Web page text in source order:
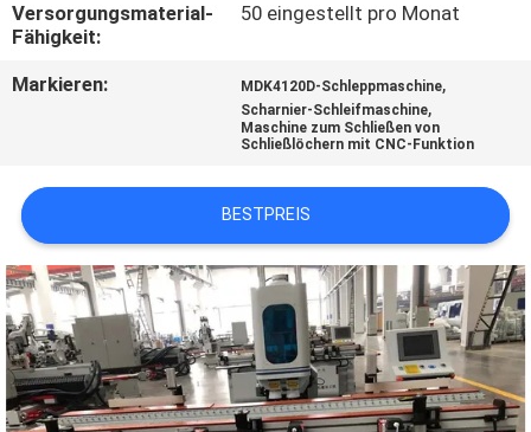
IN
VERBINDUNG
FORDERN
SIE EIN
ZITAT
SITEMAP
Versorgungsmaterial-
Fähigkeit:
50 eingestellt pro Monat
Markieren: MDK4120D-Schleppmaschine,
Scharnier-Schleifmaschine,
Maschine zum Schließen von
Schließlöchern mit CNC-Funktion
BESTPREIS